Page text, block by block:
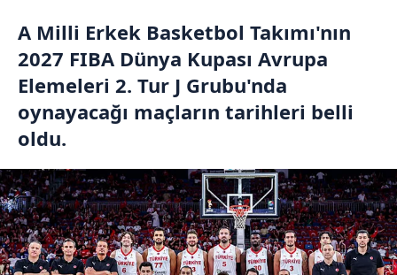
A Milli Erkek Basketbol Takımı'nın
2027 FIBA Dünya Kupası Avrupa
Elemeleri 2. Tur J Grubu'nda
oynayacağı maçların tarihleri belli
oldu.